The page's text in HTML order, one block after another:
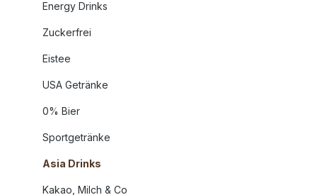
Energy Drinks
Zuckerfrei
Eistee
USA Getränke
0% Bier
Sportgetränke
Asia Drinks
Kakao, Milch & Co